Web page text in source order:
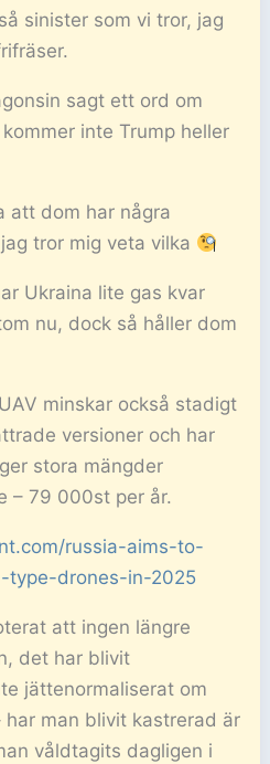
sinister som vi tror, jag
sagt ett ord om
inte Trump heller
att dom har några
tror mig veta vilka
Ukraina lite gas kvar
nu, dock så håller dom
minskar också stadigt
versioner och har
stora mängder
– 79 000st per år.
russia-aims-to-
drones-in-2025
att ingen längre
det har blivit
jättenormaliserat om
man blivit kastrerad är
våldtagits dagligen i